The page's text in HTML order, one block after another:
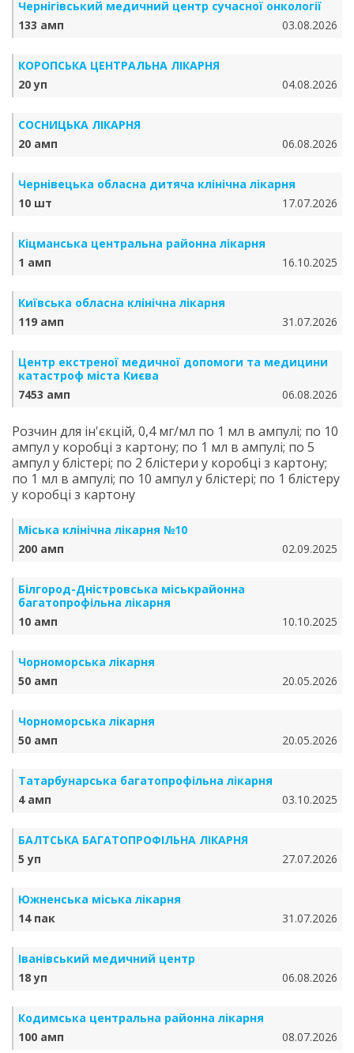
Чернігівський медичний центр сучасної онкології
133 амп
03.08.2026
КОРОПСЬКА ЦЕНТРАЛЬНА ЛІКАРНЯ
20 уп
04.08.2026
СОСНИЦЬКА ЛІКАРНЯ
20 амп
06.08.2026
Чернівецька обласна дитяча клінічна лікарня
10 шт
17.07.2026
Кіцманська центральна районна лікарня
1 амп
16.10.2025
Київська обласна клінічна лікарня
119 амп
31.07.2026
Центр екстреної медичної допомоги та медицини
катастроф міста Києва
7453 амп
06.08.2026
Розчин для ін'єкцій, 0,4 мг/мл по 1 мл в ампулі; по 10
ампул у коробці з картону; по 1 мл в ампулі; по 5
ампул у блістері; по 2 блістери у коробці з картону;
по 1 мл в ампулі; по 10 ампул у блістері; по 1 блістеру
у коробці з картону
Міська клінічна лікарня №10
200 амп
02.09.2025
Білгород-Дністровська міськрайонна
багатопрофільна лікарня
10 амп
10.10.2025
Чорноморська лікарня
50 амп
20.05.2026
Чорноморська лікарня
50 амп
20.05.2026
Татарбунарська багатопрофільна лікарня
4 амп
03.10.2025
БАЛТСЬКА БАГАТОПРОФІЛЬНА ЛІКАРНЯ
5 уп
27.07.2026
Южненська міська лікарня
14 пак
31.07.2026
Іванівський медичний центр
18 уп
06.08.2026
Кодимська центральна районна лікарня
100 амп
08.07.2026